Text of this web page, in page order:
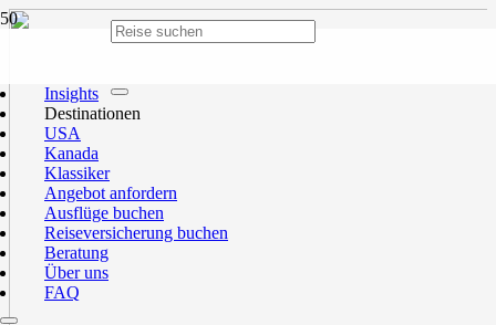
Insights
Destinationen
USA
Kanada
Klassiker
Angebot anfordern
Ausflüge buchen
Reiseversicherung buchen
Beratung
Über uns
FAQ